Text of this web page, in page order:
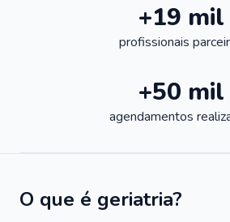
+19 mil
profissionais
+50 mil
agendamentos
O que é geriatria?